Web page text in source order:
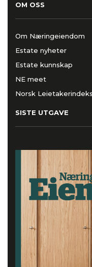
OM OSS
Om Næringeiendom
Estate nyheter
Estate kunnskap
NE meet
Norsk Leietakerindeks
SISTE UTGAVE